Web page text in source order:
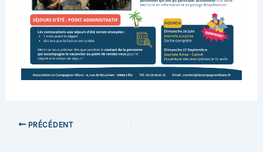
PRÉCÉDENT